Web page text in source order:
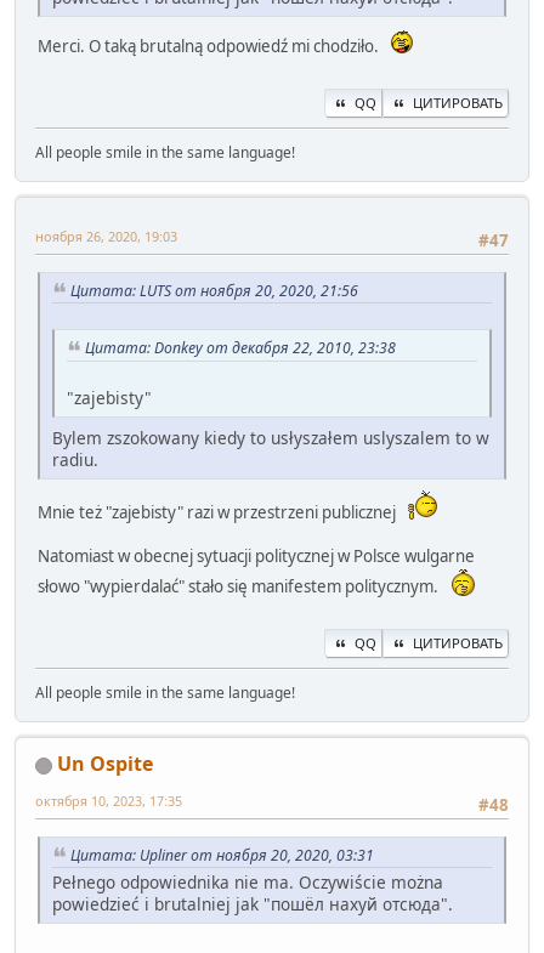
Merci. O taką brutalną odpowiedź mi chodziło.
QQ ЦИТИРОВАТЬ
All people smile in the same language!
#47
ноября 26, 2020, 19:03
Цитата: LUTS от ноября 20, 2020, 21:56
Цитата: Donkey от декабря 22, 2010, 23:38
"zajebisty"
Bylem zszokowany kiedy to usłyszałem uslyszalem to w
radiu.
Mnie też "zajebisty" razi w przestrzeni publicznej
Natomiast w obecnej sytuacji politycznej w Polsce wulgarne
słowo "wypierdalać" stało się manifestem politycznym.
QQ ЦИТИРОВАТЬ
All people smile in the same language!
Un Ospite
#48
октября 10, 2023, 17:35
Цитата: Upliner от ноября 20, 2020, 03:31
Pełnego odpowiednika nie ma. Oczywiście można
powiedzieć i brutalniej jak "пошёл нахуй отсюда".